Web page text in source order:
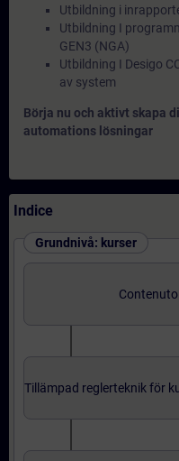
Utbildning i
Utbildning I
GEN3 (NGA)
Utbildning I Desigo
av system
Börja nu och aktivt skapa
automations lösningar
Indice
Grundnivå: kurser
Tillämpad reglerteknik för